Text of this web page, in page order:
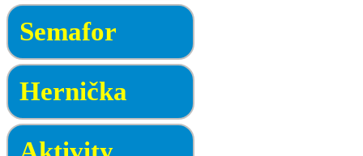
Semafor
Hernička